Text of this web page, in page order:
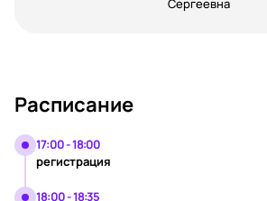
Сергеевна
Расписание
17:00 - 18:00
регистрация
18:00 - 18:35